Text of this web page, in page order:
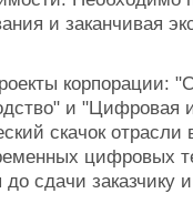
и заканчивая
корпорации:
и "Цифровая
скачок отрасли
цифровых
сдачи заказчику